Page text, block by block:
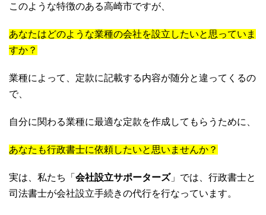
このような特徴のある高崎市ですが、
あなたはどのような業種の会社を設立したいと思っていま
すか？
業種によって、定款に記載する内容が随分と違ってくるの
で、
自分に関わる業種に最適な定款を作成してもらうために、
あなたも行政書士に依頼したいと思いませんか？
実は、私たち「 会社設立サポーターズ」では、行政書士と
司法書士が会社設立手続きの代行を行なっています。